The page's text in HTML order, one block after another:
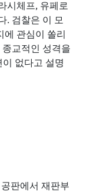
시체프, 유페로
. 검찰은 이 모
에 관심이 쏠리
교적인 성격을
없다고 설명
판에서 재판부